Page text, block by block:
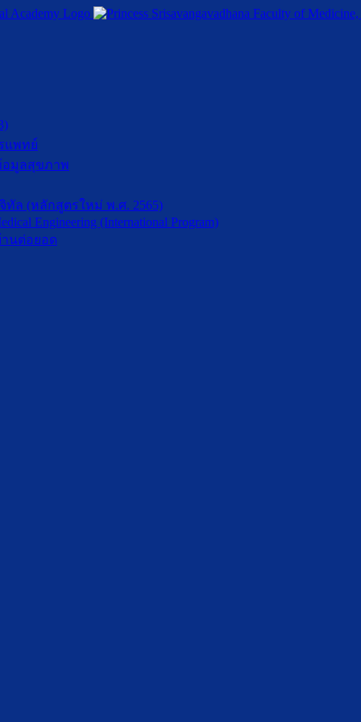
แพทย์
อมูลสุขภาพ
ล (หลักสูตรใหม่ พ.ศ. 2565)
Engineering (International Program)
นต่อยอด